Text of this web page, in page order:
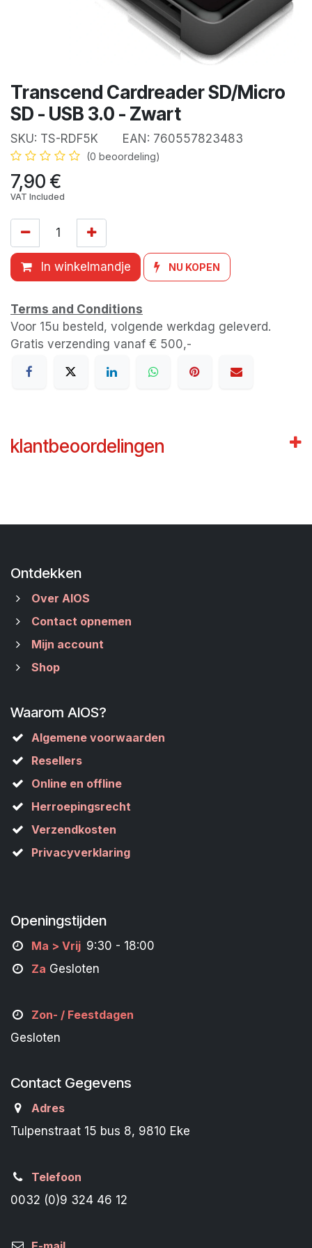
Transcend Cardreader SD/Micro
SD - USB 3.0 - Zwart
SKU: TS-RDF5K EAN: 760557823483
(0 beoordeling)
7,90€
VAT Included
In winkelmandje NU KOPEN
Terms and Conditions
Voor 15u besteld, volgende werkdag geleverd.
Gratis verzending vanaf € 500,-
klantbeoordelingen
Ontdekken
Over AIOS
Contact opnemen
Mijn account
Shop
Waarom AIOS?
Algemene voorwaarden
Resellers
Online en offline
Herroepingsrecht
Verzendkosten
Privacyverklaring
Openingstijden
Ma > Vrij 9:30 - 18:00
Za Gesloten
Zon- / Feestdagen
Gesloten
Contact Gegevens
Adres
Tulpenstraat 15 bus 8, 9810 Eke
Telefoon
0032 (0)9 324 46 12